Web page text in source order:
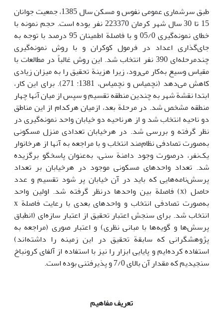
طبق سرشماری عمومی ‌نفوس و مسکن سال 1385، جمعیت جوانان
15 تا 30 سال شهر کرمان 223370 نفر بوده است. حجم نمونه با
خطای نمونه‌گیری 05/0 و با فاصلة اطمینان 95 درصد با توجه به
جای‌گذاری اعداد در فرمول کوکران و با روش نمونه‌گیری
چندمرحله‌ای 390 نفر انتخاب شد. این روش غالباً در مطالعات با
مقیاس وسیع به‌کار می‌رود، زیرا هزینة تحقیق را به میزان زیادی
کاهش می‌دهد (نچمیاس و نچمیاس، 1381: 271). برای این کار،
ابتدا نقشة شهر به چندین منطقه تقسیم و سپس از میان آنها چهار
منطقه مشخص شد. در مرحلة بعد، ازمیان هرکدام از این مناطق
دو ناحیه انتخاب شد و از هرناحیه دو خیابان واحد نمونه‌گیری در
نظر گرفته و بررسی شد. در هرخیابان تعدادی منزل مسکونی
به‌صورت تصادفی نظام‌‌مند انتخاب و با مراجعه به آنها از هرخانوار
یک‌نفر، درصورت وجود دامنة سنی، به‌عنوان پاسخگو برگزیده
شد. تعداد واحدهای مسکونی موجود در هرخیابان بر تعداد
پرسش‌نامه‌هایی که باید در آن خیابان پر شود تقسیم و عدد
حاصل (x) فاصلة بین واحدها درنظر گرفته شد. اولین واحد
به‌صورت تصادفی انتخاب و واحدهای بعدی با رعایت فاصلة x
انتخاب شد. برای سنجش اعتبار تحقیق از اعتبار سازه‌ای (انطباق
پرسش‌ها و گویه‌ها با مبانی نظری) و اعتبار صوری (مراجعه به
پژوهشگرانی که سابقة تحقیق در این زمینه را داشته‌اند)
استفاده کرده‌ایم و پایایی ابزار را نیز با استفاده از آلفای کرونباخ
سنجیدیم که مقدار آن بالای 7/0 و پذیرفتنی بوده است.
تعریف مفاهیم